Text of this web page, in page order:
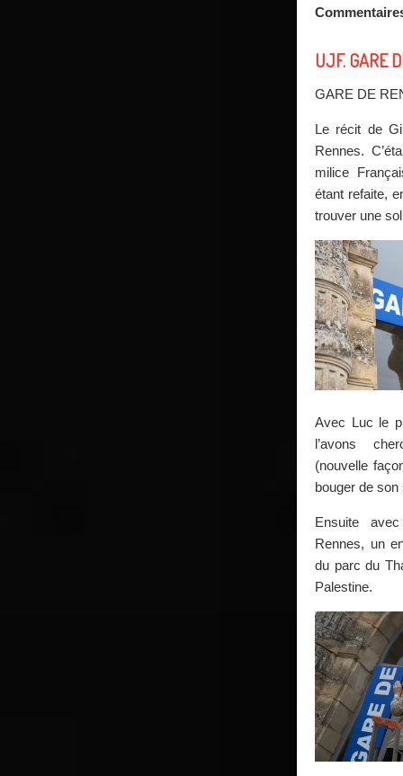
UJF. GARE
GARE DE
Le récit de
Rennes.
milice
étant refaite,
trouver une
Avec Luc le
l’avons
(nouvelle
bouger de son
Ensuite
Rennes, un
du parc du
Palestine.